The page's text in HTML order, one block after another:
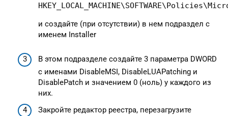
и создайте (при отсутствии) в нем подраздел с
именем Installer
В этом подразделе создайте 3 параметра DWORD
с именами DisableMSI, DisableLUAPatching и
DisablePatch и значением 0 (ноль) у каждого из
них.
Закройте редактор реестра, перезагрузите